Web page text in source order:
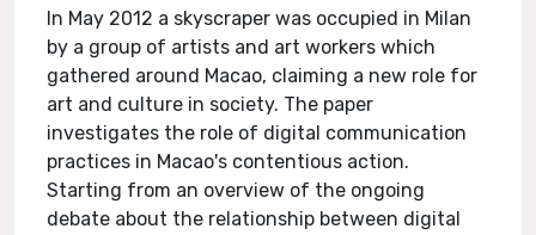
In May 2012 a skyscraper was occupied in Milan
by a group of artists and art workers which
gathered around Macao, claiming a new role for
art and culture in society. The paper
investigates the role of digital communication
practices in Macao's contentious action.
Starting from an overview of the ongoing
debate about the relationship between digital